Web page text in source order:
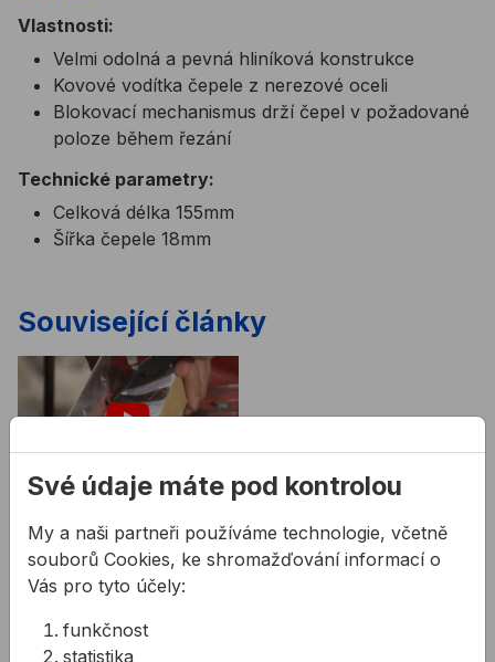
Vlastnosti:
Velmi odolná a pevná hliníková konstrukce
Kovové vodítka čepele z nerezové oceli
Blokovací mechanismus drží čepel v požadované
poloze během řezání
Technické parametry:
Celková délka 155mm
Šířka čepele 18mm
Související články
a silikonu
Jak dokonale odstranit
tmel a silikon?
Své údaje máte pod kontrolou
My a naši partneři používáme technologie, včetně
souborů Cookies, ke shromažďování informací o
Vás pro tyto účely:
funkčnost
statistika